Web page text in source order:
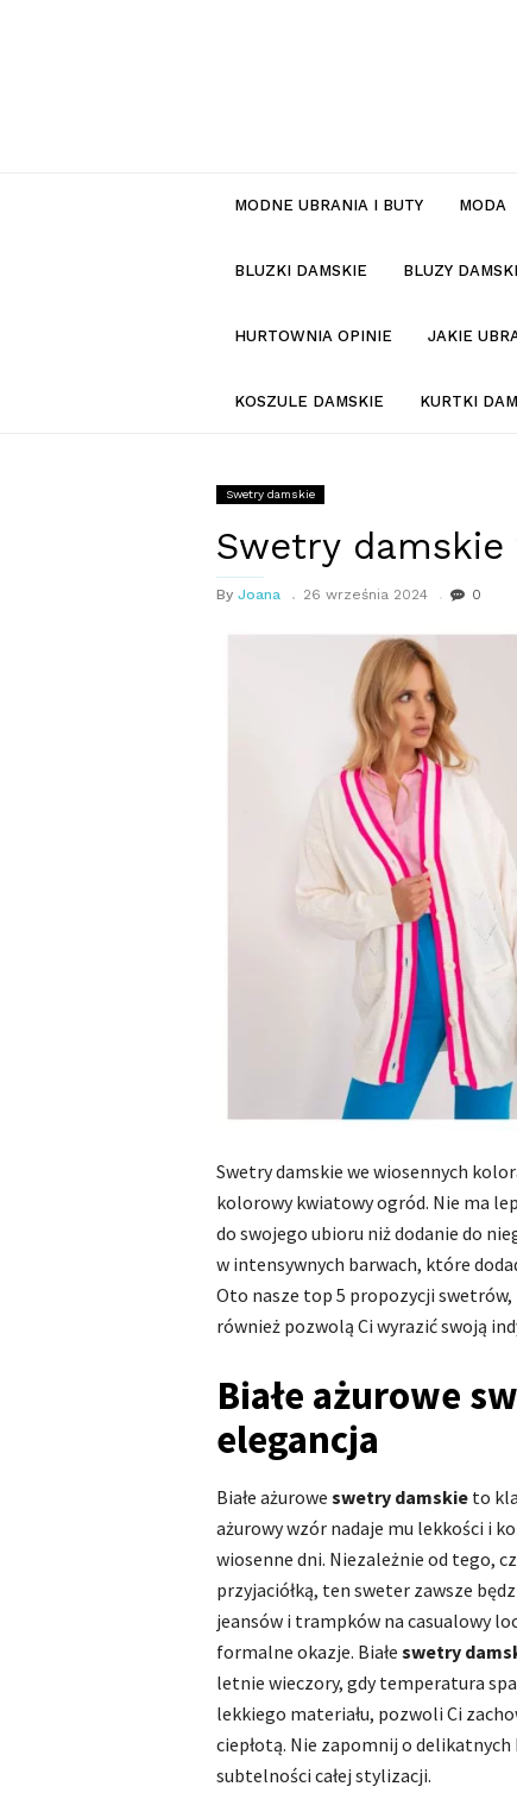
MODNE UBRANIA I BUTY MODA
BLUZKI DAMSKIE BLUZY
HURTOWNIA OPINIE JAKIE
KOSZULE DAMSKIE KURTKI
Swetry damskie
Swetry
By Joana 26 września 2024 0
Swetry damskie we wiosennych
kolorowy kwiatowy ogród. Nie ma
do swojego ubioru niż dodanie do
w intensywnych barwach, które
Oto nasze top 5 propozycji
również pozwolą Ci wyrazić swoją
Białe ażurowe
elegancja
Białe ażurowe swetry damskie to
ażurowy wzór nadaje mu lekkości i
wiosenne dni. Niezależnie od tego,
przyjaciółką, ten sweter zawsze
jeansów i trampków na casualowy
formalne okazje. Białe swetry
letnie wieczory, gdy temperatura
lekkiego materiału, pozwoli Ci
ciepłotą. Nie zapomnij o
subtelności całej stylizacji.